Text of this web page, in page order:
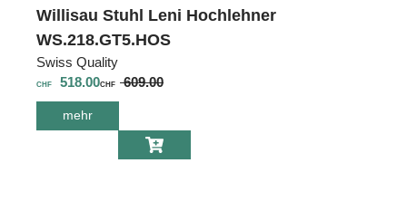
Willisau Stuhl Leni Hochlehner
WS.218.GT5.HOS
Swiss Quality
CHF 518.00CHF 609.00
mehr
Stuhl Leni
Hochlehner